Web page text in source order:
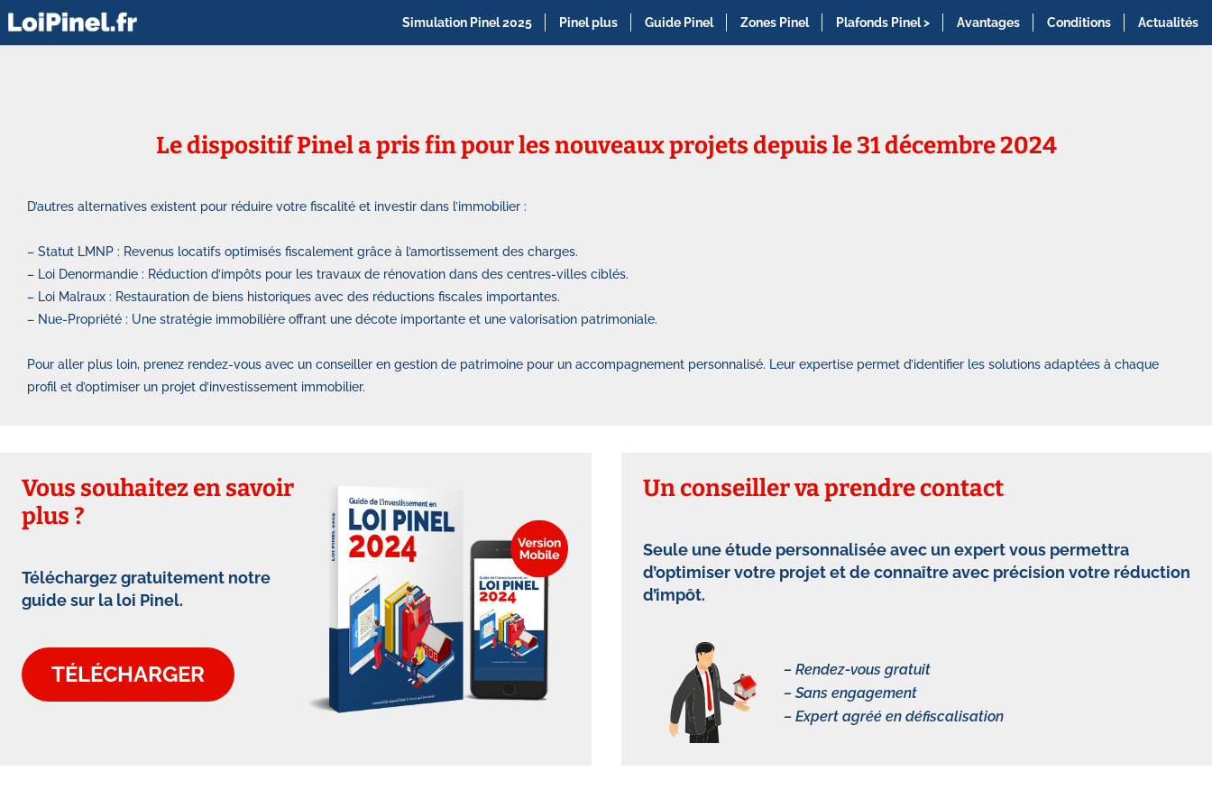
Simulation Pinel 2025 Pinel plus Guide Pinel Zones Pinel Plafonds Pinel > Avantages Conditions Actualités
Le dispositif Pinel a pris fin pour les nouveaux projets depuis le 31 décembre 2024
D’autres alternatives existent pour réduire votre fiscalité et investir dans l’immobilier :
– Statut LMNP : Revenus locatifs optimisés fiscalement grâce à l’amortissement des charges.
– Loi Denormandie : Réduction d’impôts pour les travaux de rénovation dans des centres-villes ciblés.
– Loi Malraux : Restauration de biens historiques avec des réductions fiscales importantes.
– Nue-Propriété : Une stratégie immobilière offrant une décote importante et une valorisation patrimoniale.
Pour aller plus loin, prenez rendez-vous avec un conseiller en gestion de patrimoine pour un accompagnement personnalisé. Leur expertise permet d’identifier les solutions adaptées à chaque
profil et d’optimiser un projet d’investissement immobilier.
Vous souhaitez en savoir
plus ?
Téléchargez gratuitement notre
guide sur la loi Pinel.
TÉLÉCHARGER
Un conseiller va prendre contact
Seule une étude personnalisée avec un expert vous permettra
d’optimiser votre projet et de connaître avec précision votre réduction
d’impôt.
– Rendez-vous gratuit
– Sans engagement
– Expert agréé en défiscalisation